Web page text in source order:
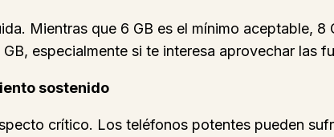
Mientras que 6 GB es el mínimo aceptable,
especialmente si te interesa aprovechar las
sostenido
crítico. Los teléfonos potentes pueden